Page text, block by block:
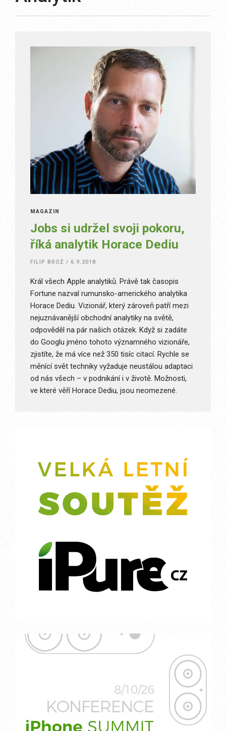
MAGAZÍN
Jobs si udržel svoji pokoru,
říká analytik Horace Dediu
FILIP BROŽ / 6.9.2018
Král všech Apple analytiků. Právě tak časopis
Fortune nazval rumunsko-amerického analytika
Horace Dediu. Vizionář, který zároveň patří mezi
nejuznávanější obchodní analytiky na světě,
odpověděl na pár našich otázek. Když si zadáte
do Googlu jméno tohoto významného vizionáře,
zjistíte, že má více než 350 tisíc citací. Rychle se
měnící svět techniky vyžaduje neustálou adaptaci
od nás všech – v podnikání i v životě. Možnosti,
ve které věří Horace Dediu, jsou neomezené.